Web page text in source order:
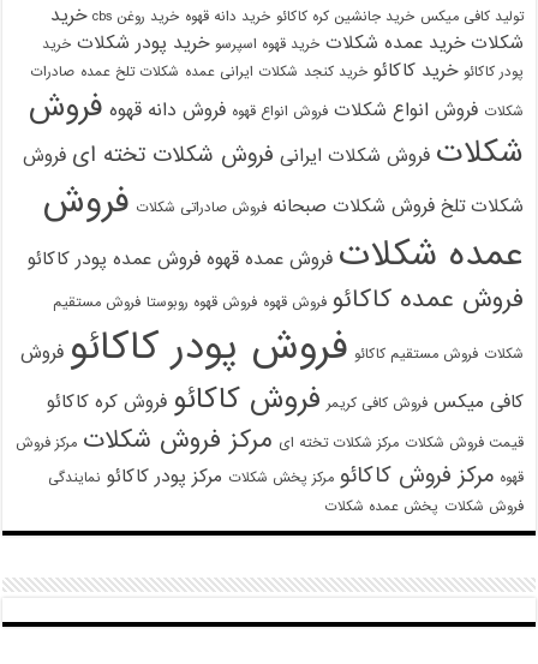
تولید کافی میکس خرید جانشین کره کاکائو خرید دانه قهوه خرید روغن cbs
خرید
شکلات خرید عمده شکلات خرید قهوه اسپرسو خرید پودر شکلات خرید
پودر کاکائو خرید کاکائو خرید کنجد شکلات ایرانی عمده شکلات تلخ عمده صادرات
شکلات فروش انواع شکلات فروش انواع قهوه فروش دانه قهوه فروش
شکلات فروش شکلات ایرانی فروش شکلات تخته ای فروش
شکلات تلخ فروش شکلات صبحانه فروش صادراتی شکلات فروش
عمده شکلات فروش عمده قهوه فروش عمده پودر کاکائو
فروش عمده کاکائو فروش قهوه فروش قهوه روبوستا فروش مستقیم
شکلات فروش مستقیم کاکائو فروش پودر کاکائو فروش
کافی میکس فروش کافی کریمر فروش کاکائو فروش کره کاکائو
قیمت فروش شکلات مرکز شکلات تخته ای مرکز فروش شکلات مرکز فروش
قهوه مرکز فروش کاکائو مرکز پخش شکلات مرکز پودر کاکائو نمایندگی
فروش شکلات پخش عمده شکلات